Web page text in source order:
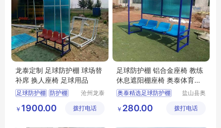
龙泰定制 足球防护棚 球场替
补席 换人座椅 足球用品
足球防护棚 防护棚
足球用品
沧州龙泰
有限公司
￥ 1900.00 拨打电话
足球防护棚 铝合金座椅 教练
休息遮阳棚座椅 奥泰体育精
选
奥泰精选足球防护棚
教练休息遮阳棚座椅
盐山县奥
材厂
￥ 280.00 拨打电话